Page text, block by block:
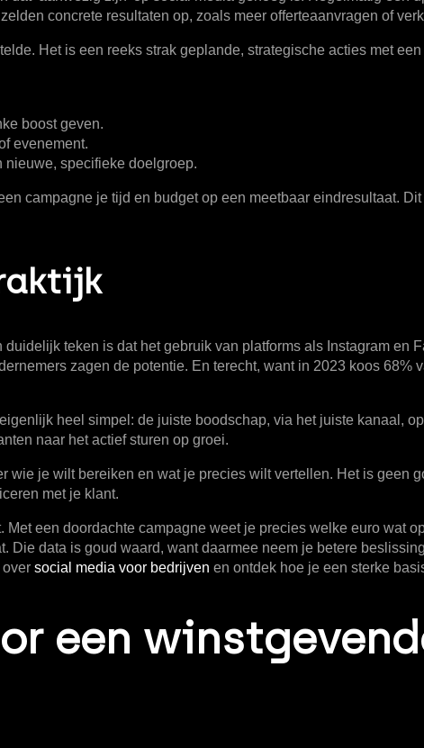
concrete resultaten op, zoals meer offerteaanvragen of
Het is een reeks strak geplande, strategische acties met
boost geven.
evenement.
nieuwe, specifieke doelgroep.
campagne je tijd en budget op een meetbaar eindresultaat.
teken is dat het gebruik van platforms als Instagram en
zagen de potentie. En terecht, want in 2023 koos 68%
heel simpel: de juiste boodschap, via het juiste kanaal,
naar het actief sturen op groei.
wie je wilt bereiken en wat je precies wilt vertellen. Het is geen
met je klant.
Met een doordachte campagne weet je precies welke euro wat
Die data is goud waard, want daarmee neem je betere
social media voor bedrijven en ontdek hoe je een sterke
een